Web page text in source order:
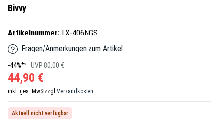
Bivvy
Artikelnummer: LX-406NGS
Fragen/Anmerkungen zum Artikel
-44%*² UVP 80,00 €
44,90 €
inkl. ges. MwStzzgl.Versandkosten
Aktuell nicht verfügbar